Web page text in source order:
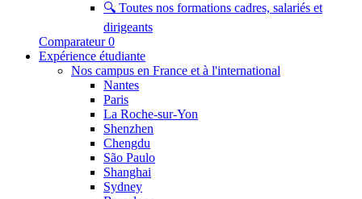
🔍 Toutes nos formations cadres, salariés et
dirigeants
Comparateur 0
Expérience étudiante
Nos campus en France et à l'international
Nantes
Paris
La Roche-sur-Yon
Shenzhen
Chengdu
São Paulo
Shanghai
Sydney